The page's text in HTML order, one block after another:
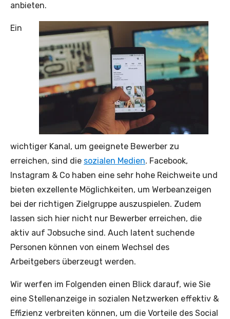
anbieten.
Ein
wichtiger Kanal, um geeignete Bewerber zu
erreichen, sind die sozialen Medien. Facebook,
Instagram & Co haben eine sehr hohe Reichweite und
bieten exzellente Möglichkeiten, um Werbeanzeigen
bei der richtigen Zielgruppe auszuspielen. Zudem
lassen sich hier nicht nur Bewerber erreichen, die
aktiv auf Jobsuche sind. Auch latent suchende
Personen können von einem Wechsel des
Arbeitgebers überzeugt werden.
Wir werfen im Folgenden einen Blick darauf, wie Sie
eine Stellenanzeige in sozialen Netzwerken effektiv &
Effizienz verbreiten können, um die Vorteile des Social